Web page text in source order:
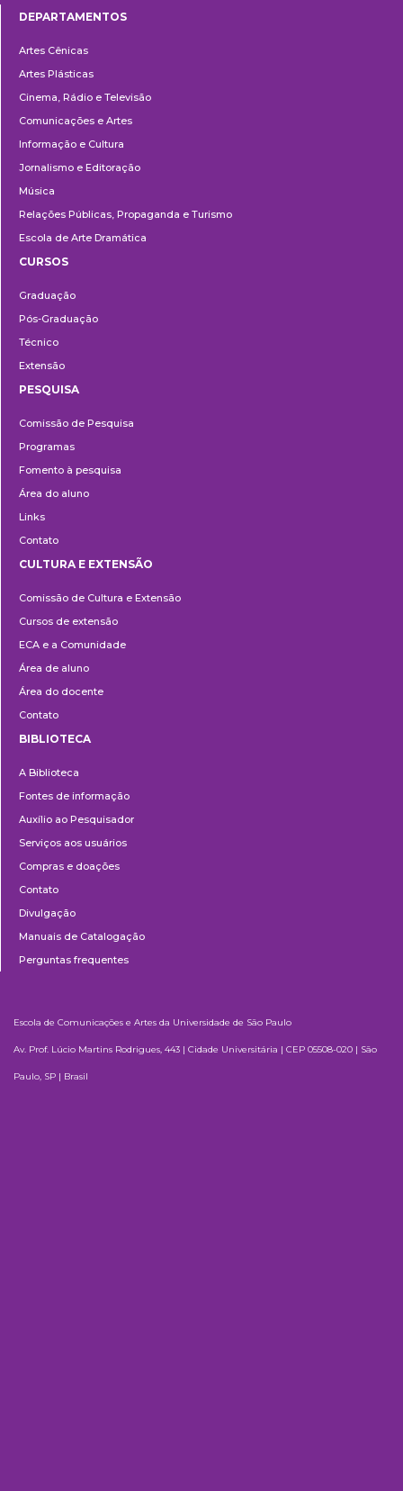
DEPARTAMENTOS
Artes Cênicas
Artes Plásticas
Cinema, Rádio e Televisão
Comunicações e Artes
Informação e Cultura
Jornalismo e Editoração
Música
Relações Públicas, Propaganda e Turismo
Escola de Arte Dramática
CURSOS
Graduação
Pós-Graduação
Técnico
Extensão
PESQUISA
Comissão de Pesquisa
Programas
Fomento à pesquisa
Área do aluno
Links
Contato
e
Extensão
CULTURA E EXTENSÃO
Comissão de Cultura e Extensão
Cursos de extensão
ECA e a Comunidade
Área de aluno
Área do docente
Contato
BIBLIOTECA
A Biblioteca
Fontes de informação
Auxílio ao Pesquisador
Serviços aos usuários
Compras e doações
Contato
Divulgação
Manuais de Catalogação
Perguntas frequentes
Escola de Comunicações e Artes da Universidade de São Paulo
Av. Prof. Lúcio Martins Rodrigues, 443 | Cidade Universitária | CEP 05508-020 | São
Paulo, SP | Brasil